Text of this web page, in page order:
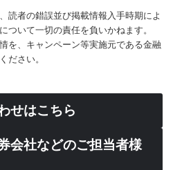
読者の錯誤並び掲載情報入手時期によ
ついて一切の責任を負いかねます。
を、キャンペーン等実施元である金融
ださい。
せはこちら
会社などのご担当者様